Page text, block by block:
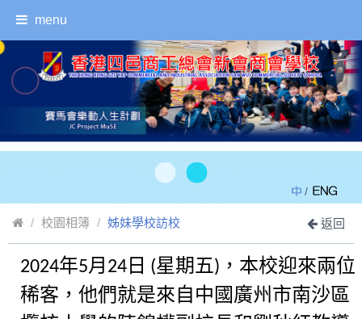
menu
/
校園相簿 姊妹學校訪校 返回
2024年5月24日 (星期五)，本校迎來兩位
稀客，他們就是來自中國廣州市南沙區